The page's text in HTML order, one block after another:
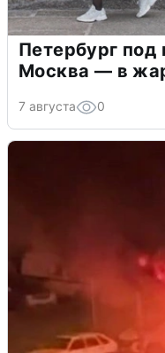
Петербург под
Москва — в
7 августа 0